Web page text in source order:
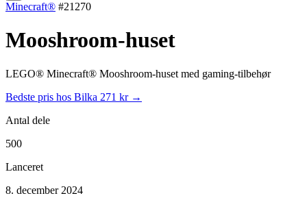
Minecraft® #21270
Mooshroom-huset
LEGO® Minecraft® Mooshroom-huset med gaming-tilbehør
Bedste pris hos Bilka 271 kr →
Antal dele
500
Lanceret
8. december 2024